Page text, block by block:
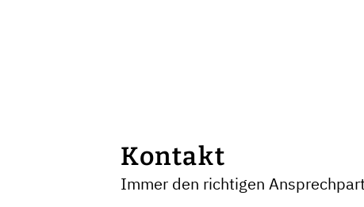
Kontakt
Immer den richtigen